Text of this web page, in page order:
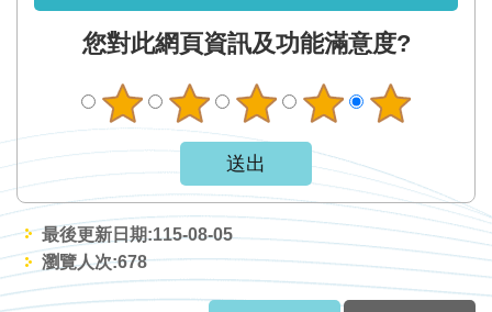
府
宣
告
隱
您對此網頁資訊及功能滿意度?
最後更新日期:115-08-05
瀏覽人次:678